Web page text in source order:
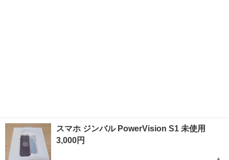
スマホ ジンバル PowerVision S1 未使用
3,000円